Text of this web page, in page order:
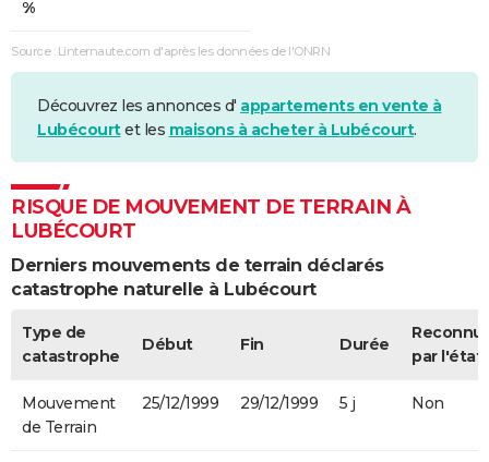
%
Source : Linternaute.com d'après les données de l'ONRN
Découvrez les annonces d' appartements en vente à
Lubécourtet les maisons à acheter à Lubécourt.
RISQUE DE MOUVEMENT DE TERRAIN À
LUBÉCOURT
Derniers mouvements de terrain déclarés
catastrophe naturelle à Lubécourt
Type de
catastrophe
Début Fin Durée
par l'état
Mouvement
de Terrain
25/12/1999 29/12/1999 5 j Non